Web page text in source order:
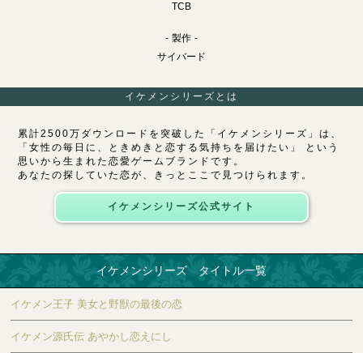
TCB
製作
サイバード
イケメンシリーズとは
累計2500万ダウンロードを突破した「イケメンシリーズ」は、
「女性の毎日に、ときめきと恋する気持ちを届けたい」 という
思いから生まれた恋愛ゲームブランドです。
あなたの探していた恋が、きっとここで見つけられます。
イケメンシリーズ公式サイト
イケメンシリーズ タイトル一覧
イケメン王子 美女と野獣の最後の恋
イケメン源氏伝 あやかし恋えにし